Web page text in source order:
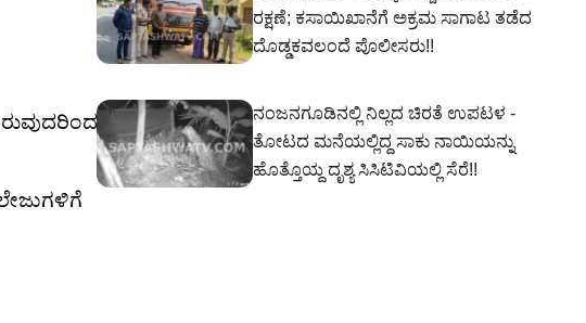
ರಕ್ಷಣೆ; ಕಸಾಯಿಖಾನೆಗೆ ಅಕ್ರಮ ಸಾಗಾಟ ತಡೆದ
ದೊಡ್ಡಕವಲಂದೆ ಪೊಲೀಸರು!!
ನಂಜನಗೂಡಿನಲ್ಲಿ ನಿಲ್ಲದ ಚಿರತೆ ಉಪಟಳ -
ತೋಟದ ಮನೆಯಲ್ಲಿದ್ದ ಸಾಕು ನಾಯಿಯನ್ನು
ಹೊತ್ತೊಯ್ದ ದೃಶ್ಯ ಸಿಸಿಟಿವಿಯಲ್ಲಿ ಸೆರೆ!!